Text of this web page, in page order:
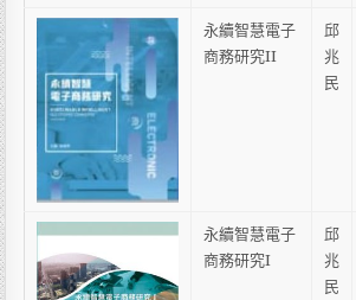
永續智慧電子
商務研究II
邱
兆
民
永續智慧電子
商務研究I
邱
兆
民